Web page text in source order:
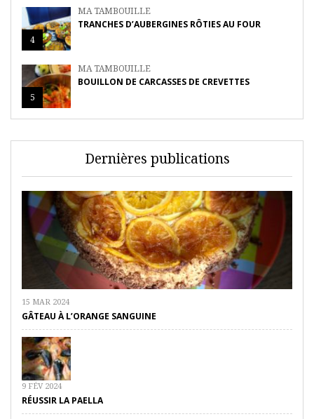
4
MA TAMBOUILLE
TRANCHES D’AUBERGINES RÔTIES AU FOUR
5
MA TAMBOUILLE
BOUILLON DE CARCASSES DE CREVETTES
Dernières publications
15 MAR 2024
GÂTEAU À L’ORANGE SANGUINE
9 FÉV 2024
RÉUSSIR LA PAELLA